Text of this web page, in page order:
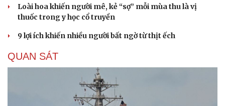
Loài hoa khiến người mê, kẻ “sợ” mỗi mùa thu là vị
thuốc trong y học cổ truyền
9 lợi ích khiến nhiều người bất ngờ từ thịt ếch
QUAN SÁT